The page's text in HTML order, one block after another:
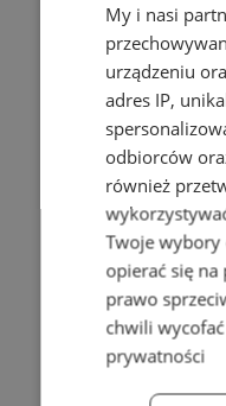
My i nasi
urządzeniu
adres IP,
odbiorców
również
Twoje wybory
opierać się
prawo
chwili
prywatności